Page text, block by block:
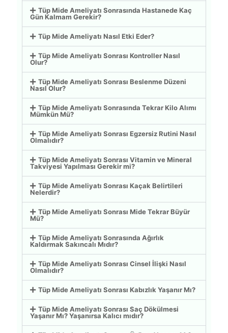
Tüp Mide Ameliyatı Sonrasında Hastanede Kaç
Gün Kalmam Gerekir?
Tüp Mide Ameliyatı Nasıl Etki Eder?
Tüp Mide Ameliyatı Sonrası Kontroller Nasıl
Olur?
Tüp Mide Ameliyatı Sonrası Beslenme Düzeni
Nasıl Olur?
Tüp Mide Ameliyatı Sonrasında Tekrar Kilo Alımı
Mümkün Mü?
Tüp Mide Ameliyatı Sonrası Egzersiz Rutini Nasıl
Olmalıdır?
Tüp Mide Ameliyatı Sonrası Vitamin ve Mineral
Takviyesi Yapılması Gerekir mi?
Tüp Mide Ameliyatı Sonrası Kaçak Belirtileri
Nelerdir?
Tüp Mide Ameliyatı Sonrası Mide Tekrar Büyür
Mü?
Tüp Mide Ameliyatı Sonrasında Ağırlık
Kaldırmak Sakıncalı Mıdır?
Tüp Mide Ameliyatı Sonrası Cinsel İlişki Nasıl
Olmalıdır?
Tüp Mide Ameliyatı Sonrası Kabızlık Yaşanır Mı?
Tüp Mide Ameliyatı Sonrası Saç Dökülmesi
Yaşanır Mı? Yaşanırsa Kalıcı mıdır?